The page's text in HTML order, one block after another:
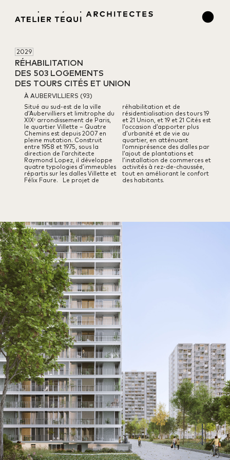
2029
RÉHABILITATION
DES 503 LOGEMENTS
DES TOURS CITÉS ET UNION
À AUBERVILLIERS (93)
Situé au sud-est de la ville
d’Aubervilliers et limitrophe du
XIXᵉ arrondissement de Paris,
le quartier Villette – Quatre
Chemins est depuis 2007 en
pleine mutation. Construit
entre 1958 et 1975, sous la
direction de l’architecte
Raymond Lopez, il développe
quatre typologies d’immeubles
répartis sur les dalles Villette et
Félix Faure.
Le projet de
réhabilitation et de
résidentialisation des tours 19
et 21 Union, et 19 et 21 Cités est
l’occasion d’apporter plus
d’urbanité et de vie au
quartier, en atténuant
l’omniprésence des dalles par
l’ajout de plantations et
l’installation de commerces et
activités à rez-de-chaussée,
tout en améliorant le confort
des habitants.